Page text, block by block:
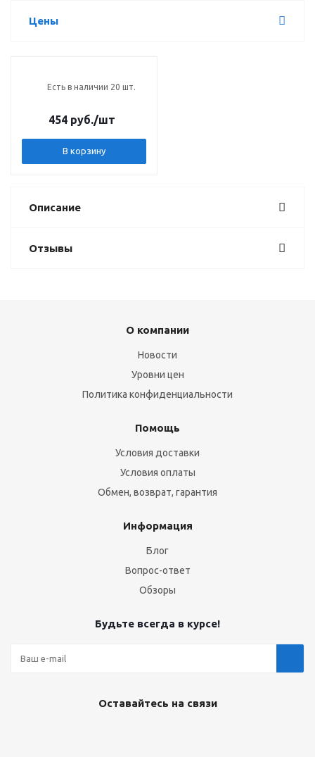
Цены
Есть в наличии 20 шт.
454 руб./шт
В корзину
Описание
Отзывы
О компании
Новости
Уровни цен
Политика конфиденциальности
Помощь
Условия доставки
Условия оплаты
Обмен, возврат, гарантия
Информация
Блог
Вопрос-ответ
Обзоры
Будьте всегда в курсе!
Оставайтесь на связи